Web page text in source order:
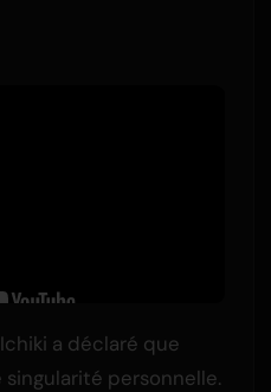
a déclaré que
personnelle.